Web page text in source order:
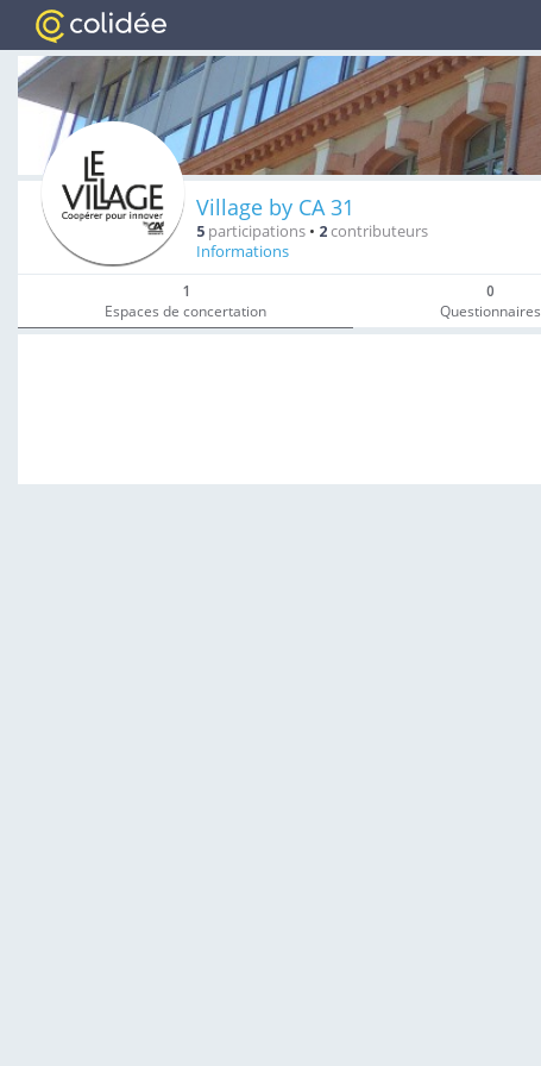
Village by CA 31
5 participations • 2contributeurs
Informations
1
Espaces de concertation
0
Questionnaires